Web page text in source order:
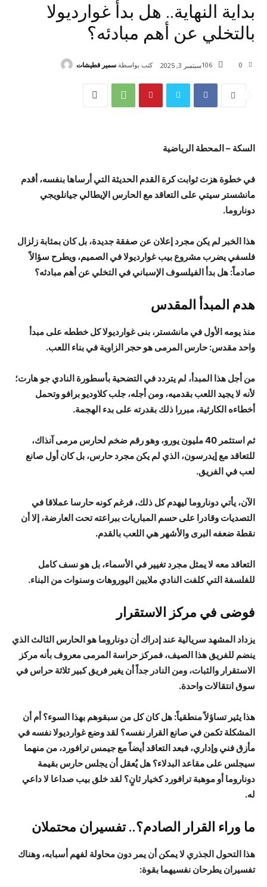
بداية النهاية.. هل بدأ غوارديولا
بالتخلي عن أهم مبادئه؟
0
106سبتمبر 3, 2025 كتب بواسطة سمير قطيشات
السكة – المحطة الرياضية
في خطوة هزت ثوابت كرة القدم الحديثة التي أرساها بنفسه، أقدم
مانشستر سيتي على التعاقد مع الحارس الإيطالي جيانلويجي
دوناروما.
هذا الخبر لم يكن مجرد إعلان عن صفقة جديدة، بل كان بمثابة زلزال
فلسفي يضرب مشروع بيب غوارديولا في الصميم، ويطرح سؤالاً
صادماً: هل بدأ الفيلسوف الإسباني في التخلي عن أهم مبادئه؟
هدم المبدأ المقدس
منذ يومه الأول في مانشستر، بنى غوارديولا كل خططه على مبدأ
واحد مقدس: حارس المرمى هو حجر الزاوية في بناء اللعب.
من أجل هذا المبدأ، لم يتردد في التضحية بأسطورة النادي جو هارت؛
لأنه لا يجيد اللعب بقدميه، ومن أجله، جلب كلاوديو برافو وتحمل
أخطاءه الكارثية، مبررا ذلك بقدرته على بدء الهجمة.
ثم استثمر 40 مليون يورو، وهو رقم ضخم لحارس مرمى آنذاك،
للتعاقد مع إيدرسون، الذي لم يكن مجرد حارس، بل كان أول صانع
لعب في الفريق.
الآن، يأتي دوناروما ليهدم كل ذلك، فرغم كونه حارسا عملاقا في
التصديات وقادرا على حسم المباريات ببراعته تحت العارضة، إلا أن
نقطة ضعفه البرى والأشهر هي اللعب بالقدم.
التعاقد معه لا يمثل مجرد تغيير في الأسماء، بل هو نسف كامل
للفلسفة التي كلفت النادي ملايين اليوروهات وسنوات من البناء.
فوضى في مركز الاستقرار
يزداد المشهد سريالية عند إدراك أن دوناروما هو الحارس الثالث الذي
ينضم للفريق هذا الصيف، فمركز حراسة المرمى معروف بأنه مركز
الاستقرار والثبات، ومن النادر جداً أن يغير فريق كبير ثلاثة حراس في
سوق انتقالات واحدة.
هذا يثير تساؤلاً منطقياً: هل كان كل من سبقوهم بهذا السوء؟ أم أن
المشكلة تكمن في صانع القرار نفسه؟ لقد وضع غوارديولا نفسه في
مأزق فني وإداري، فبعد التعاقد أيضاً مع جيمس ترافورد، من منهما
سيجلس على مقاعد البدلاء؟ هل يُعقل أن يجلس حارس بقيمة
دوناروما أو موهبة ترافورد كخيار ثانٍ؟ لقد خلق بيب صداعا لا داعي
له.
ما وراء القرار الصادم؟.. تفسيران محتملان
هذا التحول الجذري لا يمكن أن يمر دون محاولة لفهم أسبابه، وهناك
تفسيران يطرحان نفسيهما بقوة: